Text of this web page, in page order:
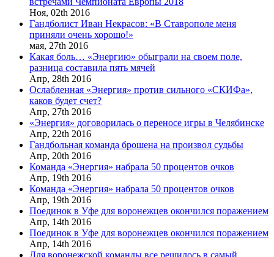
Ноя, 02th 2016
Гандболист Иван Некрасов: «В Ставрополе меня
приняли очень хорошо!»
мая, 27th 2016
Какая боль… «Энергию» обыграли на своем поле,
разница составила пять мячей
Апр, 28th 2016
Ослабленная «Энергия» против сильного «СКИФа»,
каков будет счет?
Апр, 27th 2016
«Энергия» договорилась о переносе игры в Челябинске
Апр, 22th 2016
Гандбольная команда брошена на произвол судьбы
Апр, 20th 2016
Команда «Энергия» набрала 50 процентов очков
Апр, 19th 2016
Команда «Энергия» набрала 50 процентов очков
Апр, 19th 2016
Поединок в Уфе для воронежцев окончился поражением
Апр, 14th 2016
Поединок в Уфе для воронежцев окончился поражением
Апр, 14th 2016
Для воронежской команды все решилось в самый